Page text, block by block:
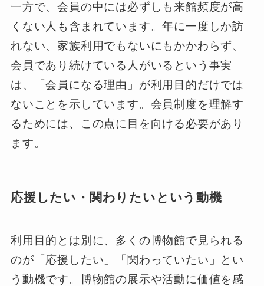
一方で、会員の中には必ずしも来館頻度が高
くない人も含まれています。年に一度しか訪
れない、家族利用でもないにもかかわらず、
会員であり続けている人がいるという事実
は、「会員になる理由」が利用目的だけでは
ないことを示しています。会員制度を理解す
るためには、この点に目を向ける必要があり
ます。
応援したい・関わりたいという動機
利用目的とは別に、多くの博物館で見られる
のが「応援したい」「関わっていたい」とい
う動機です。博物館の展示や活動に価値を感